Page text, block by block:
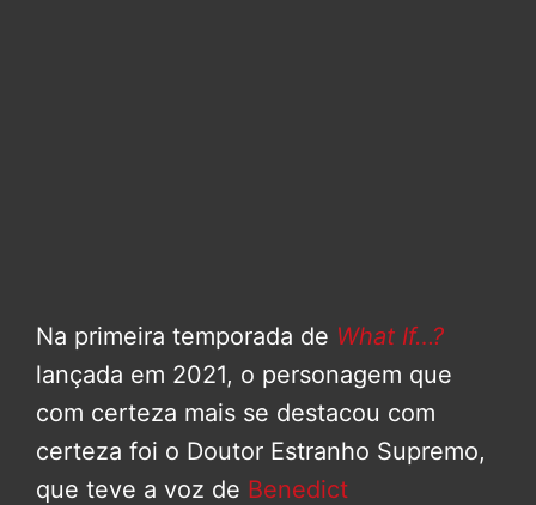
Na primeira temporada de What If…?
lançada em 2021, o personagem que
com certeza mais se destacou com
certeza foi o Doutor Estranho Supremo,
que teve a voz de Benedict